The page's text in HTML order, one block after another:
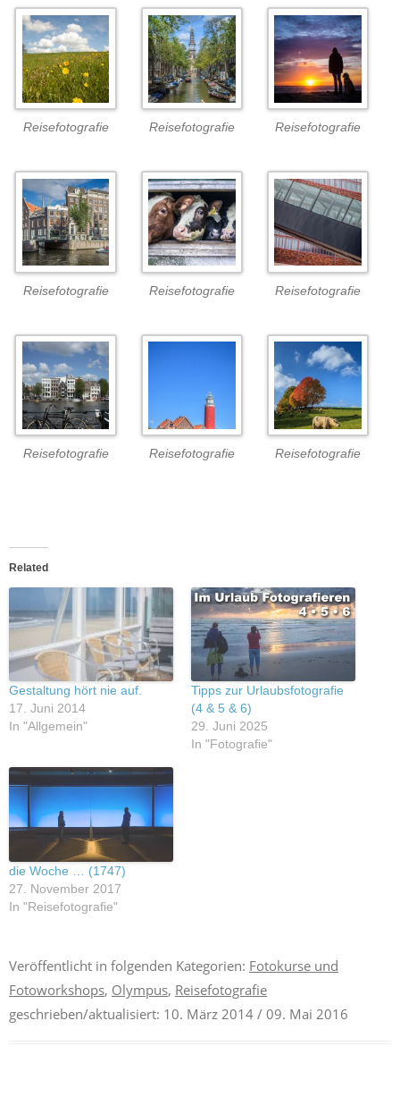
Reisefotografie Reisefotografie Reisefotografie
Reisefotografie Reisefotografie Reisefotografie
Reisefotografie Reisefotografie Reisefotografie
Related
Gestaltung hört nie auf.
17. Juni 2014
In "Allgemein"
Tipps zur Urlaubsfotografie
(4 & 5 & 6)
29. Juni 2025
In "Fotografie"
die Woche … (1747)
27. November 2017
In "Reisefotografie"
Veröffentlicht in folgenden Kategorien: Fotokurse und
Fotoworkshops, Olympus, Reisefotografie
geschrieben/aktualisiert: 10. März 2014 / 09. Mai 2016